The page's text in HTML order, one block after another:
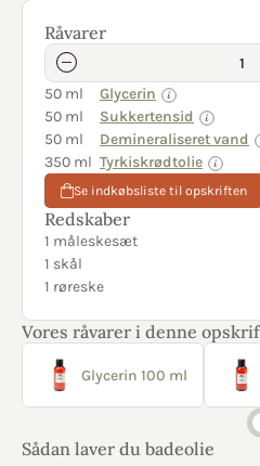
Råvarer
50 ml
Glycerin
50 ml
Sukkertensid
50 ml
Demineraliseret vand
350 ml Tyrkiskrødtolie
Se indkøbsliste til opskriften
Redskaber
1 måleskesæt
1 skål
1 røreske
Vores råvarer i denne
Glycerin 100 ml
Sådan laver du badeolie